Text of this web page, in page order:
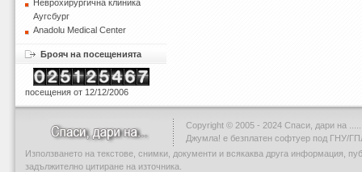
Неврохирургична клиника
Аугсбург
Anadolu Medical Center
Брояч на посещенията
посещения от 12/12/2006
Copyright © 2005 - 2024 Спаси, дари на .....
Джумла! е безплатен софтуер под ГНУ/
Използването на текстове, снимки, документи и всякаква друга информация,
задължително цитиране на източника.